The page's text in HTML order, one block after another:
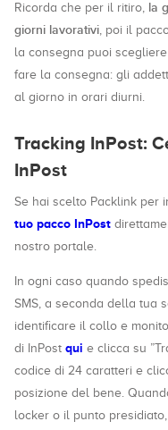
Ricorda che per il ritiro, la
giorni lavorativi, poi il
la consegna puoi
fare la consegna: gli
al giorno in orari diurni.
Tracking InPost:
InPost
Se hai scelto Packlink per
tuo pacco InPost
nostro portale.
In ogni caso quando
SMS, a seconda della tua
identificare il collo e
di InPost qui e clicca su
codice di 24 caratteri e
posizione del bene.
locker o il punto